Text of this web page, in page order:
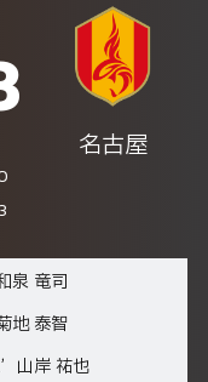
名古屋
3
泉 竜司
地 泰智
山岸 祐也